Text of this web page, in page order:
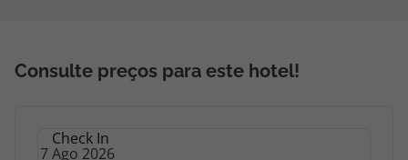
Consulte preços para este hotel!
Check In